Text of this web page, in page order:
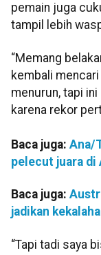
pemain juga
tampil lebih
“Memang
kembali
menurun, tapi
karena rekor
Baca juga: Ana/
pelecut juara di
Baca juga:
jadikan
“Tapi tadi saya